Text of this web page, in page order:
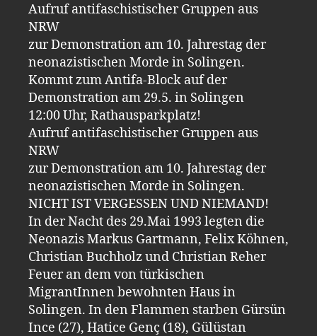
Aufruf antifaschistischer Gruppen aus
NRW
zur Demonstration am 10. Jahrestag der
neonazistischen Morde in Solingen.
Kommt zum Antifa-Block auf der
Demonstration am 29.5. in Solingen
12:00 Uhr, Rathausparkplatz!
Aufruf antifaschistischer Gruppen aus
NRW
zur Demonstration am 10. Jahrestag der
neonazistischen Morde in Solingen.
NICHT IST VERGESSEN UND NIEMAND!
In der Nacht des 29.Mai 1993 legten die
Neonazis Markus Gartmann, Felix Köhnen,
Christian Buchholz und Christian Reher
Feuer an dem von türkischen
MigrantInnen bewohnten Haus in
Solingen. In den Flammen starben Gürsün
Ince (27), Hatice Genç (18), Gülüstan